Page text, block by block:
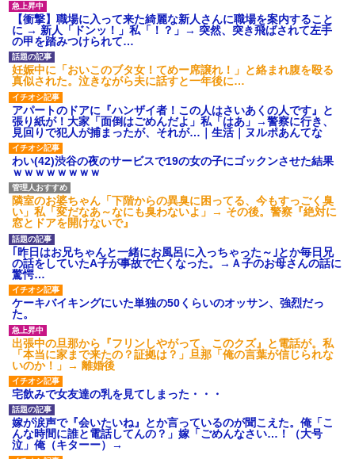
【衝撃】職場に入って来た綺麗な新人さんに職場を案内すること
に → 新人「ドンッ！」私「！？」→ 突然、突き飛ばされて左手
の甲を踏みつけられて…
妊娠中に「おいこのブタ女！てめー席譲れ！」と絡まれ腹を殴る
真似された。泣きながら夫に話すと一年後に…
アパートのドアに『ハンザイ者！この人はさいあくの人です』と
張り紙が！大家「面倒はごめんだよ」私「はあ」→警察に行き、
見回りで犯人が捕まったが、それが…｜生活｜ヌルポあんてな
わい(42)渋谷の夜のサービスで19の女の子にゴックンさせた結果
ｗｗｗｗｗｗｗｗ
隣室のお婆ちゃん「下階からの異臭に困ってる、今もすっごく臭
い」私「変だなあ～なにも臭わないよ」→ その後。警察『絶対に
窓とドアを開けないで』
｢昨日はお兄ちゃんと一緒にお風呂に入っちゃった～｣とか毎日兄
の話をしていたA子が事故で亡くなった。→Ａ子のお母さんの話に
驚愕…
ケーキバイキングにいた単独の50くらいのオッサン、強烈だっ
た。
出張中の旦那から『フリンしやがって、このクズ』と電話が。私
「本当に家まで来たの？証拠は？」旦那「俺の言葉が信じられな
いのか！」→ 離婚後
宅飲みで女友達の乳を見てしまった・・・
嫁が涙声で『会いたいね』とか言っているのが聞こえた。俺「こ
んな時間に誰と電話してんの？」嫁「ごめんなさい…！（大号
泣」俺（キターー）→